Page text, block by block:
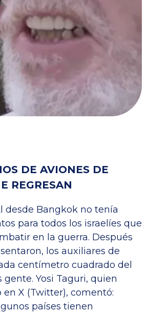
DE AVIONES DE
REGRESAN
desde Bangkok no tenía
para todos los israelíes que
en la guerra. Después
los auxiliares de
centímetro cuadrado del
Yosi Taguri, quien
X (Twitter), comentó:
países tienen